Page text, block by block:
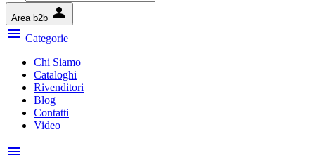
Area b2b person
menu Categorie
Chi Siamo
Cataloghi
Rivenditori
Blog
Contatti
Video